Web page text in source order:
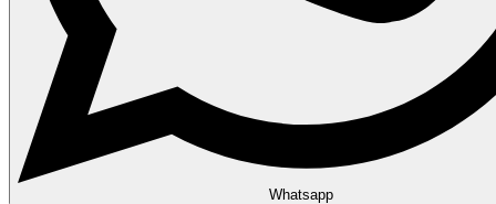
Whatsapp